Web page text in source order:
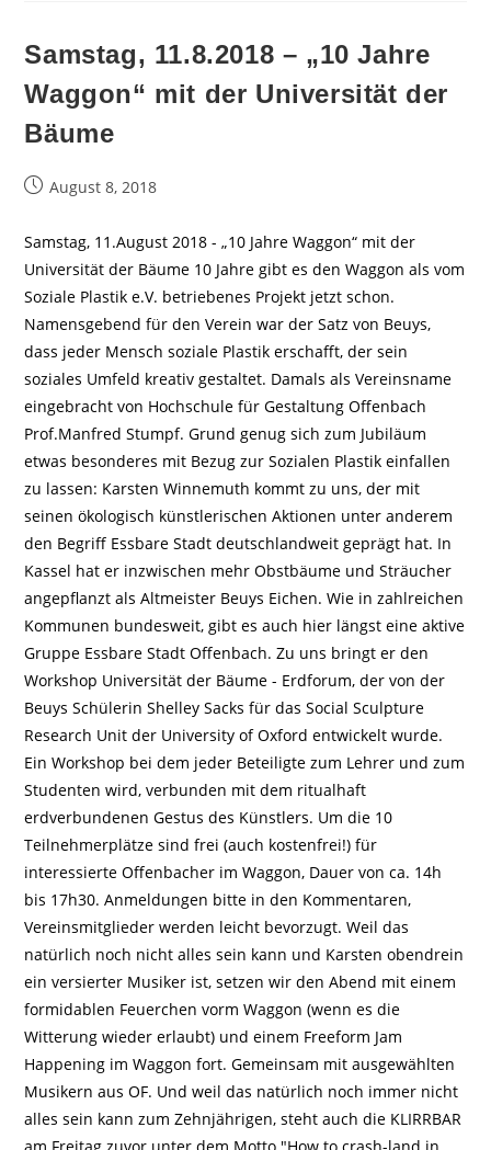
Samstag, 11.8.2018 – „10 Jahre
Waggon“ mit der Universität der
Bäume
BeitragAugust 8, 2018
Samstag, 11.August 2018 - „10 Jahre Waggon“ mit der
Universität der Bäume 10 Jahre gibt es den Waggon als vom
Soziale Plastik e.V. betriebenes Projekt jetzt schon.
Namensgebend für den Verein war der Satz von Beuys,
dass jeder Mensch soziale Plastik erschafft, der sein
soziales Umfeld kreativ gestaltet. Damals als Vereinsname
eingebracht von Hochschule für Gestaltung Offenbach
Prof.Manfred Stumpf. Grund genug sich zum Jubiläum
etwas besonderes mit Bezug zur Sozialen Plastik einfallen
zu lassen: Karsten Winnemuth kommt zu uns, der mit
seinen ökologisch künstlerischen Aktionen unter anderem
den Begriff Essbare Stadt deutschlandweit geprägt hat. In
Kassel hat er inzwischen mehr Obstbäume und Sträucher
angepflanzt als Altmeister Beuys Eichen. Wie in zahlreichen
Kommunen bundesweit, gibt es auch hier längst eine aktive
Gruppe Essbare Stadt Offenbach. Zu uns bringt er den
Workshop Universität der Bäume - Erdforum, der von der
Beuys Schülerin Shelley Sacks für das Social Sculpture
Research Unit der University of Oxford entwickelt wurde.
Ein Workshop bei dem jeder Beteiligte zum Lehrer und zum
Studenten wird, verbunden mit dem ritualhaft
erdverbundenen Gestus des Künstlers. Um die 10
Teilnehmerplätze sind frei (auch kostenfrei!) für
interessierte Offenbacher im Waggon, Dauer von ca. 14h
bis 17h30. Anmeldungen bitte in den Kommentaren,
Vereinsmitglieder werden leicht bevorzugt. Weil das
natürlich noch nicht alles sein kann und Karsten obendrein
ein versierter Musiker ist, setzen wir den Abend mit einem
formidablen Feuerchen vorm Waggon (wenn es die
Witterung wieder erlaubt) und einem Freeform Jam
Happening im Waggon fort. Gemeinsam mit ausgewählten
Musikern aus OF. Und weil das natürlich noch immer nicht
alles sein kann zum Zehnjährigen, steht auch die KLIRRBAR